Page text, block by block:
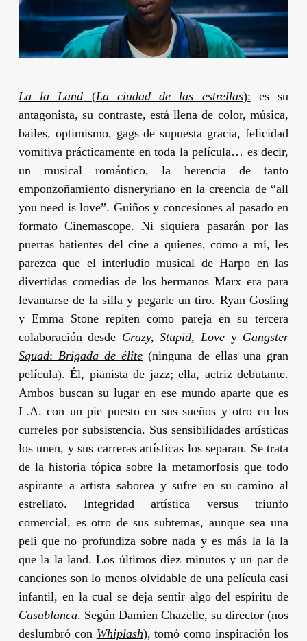
La la Land (La ciudad de las estrellas): es su
antagonista, su contraste, está llena de color, música,
bailes, optimismo, gags de supuesta gracia, felicidad
vomitiva prácticamente en toda la película… es decir,
un musical romántico, la herencia de tanto
emponzoñamiento disneryriano en la creencia de “all
you need is love”. Guiños y concesiones al pasado en
formato Cinemascope. Ni siquiera pasarán por las
puertas batientes del cine a quienes, como a mí, les
parezca que el interludio musical deHarpo en las
divertidas comedias de los hermanos Marx era para
levantarse de la silla y pegarle un tiro. Ryan Gosling
yEmma Stone repiten como pareja en su tercera
colaboración desde Crazy, Stupid, Love y Gangster
Squad: Brigada de élite (ninguna de ellas una gran
película). Él, pianista de jazz; ella, actriz debutante.
Ambos buscan su lugar en ese mundo aparte que es
L.A. con un pie puesto en sus sueños y otro en los
curreles por subsistencia. Sus sensibilidades artísticas
los unen, y sus carreras artísticas los separan. Se trata
de la historia tópica sobre la metamorfosis que todo
aspirante a artista saborea y sufre en su camino al
estrellato. Integridad artística versus triunfo
comercial, es otro de sus subtemas, aunque sea una
peli que no profundiza sobre nada y es más la la la
que la la land. Los últimos diez minutos y un par de
canciones son lo menos olvidable de una película casi
infantil, en la cual se deja sentir algo del espíritu de
Casablanca. Según Damien Chazelle, su director (nos
deslumbró con Whiplash), tomó como inspiración los